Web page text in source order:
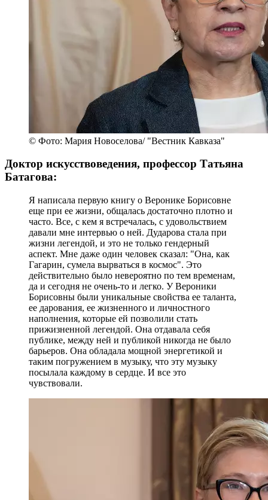
© Фото: Мария Новоселова/ "Вестник Кавказа"
Доктор искусствоведения, профессор Татьяна
Батагова:
Я написала первую книгу о Веронике Борисовне
еще при ее жизни, общалась достаточно плотно и
часто. Все, с кем я встречалась, с удовольствием
давали мне интервью о ней. Дударова стала при
жизни легендой, и это не только гендерный
аспект. Мне даже один человек сказал: "Она, как
Гагарин, сумела вырваться в космос". Это
действительно было невероятно по тем временам,
да и сегодня не очень-то и легко. У Вероники
Борисовны были уникальные свойства ее таланта,
ее дарования, ее жизненного и личностного
наполнения, которые ей позволили стать
прижизненной легендой. Она отдавала себя
публике, между ней и публикой никогда не было
барьеров. Она обладала мощной энергетикой и
таким погружением в музыку, что эту музыку
посылала каждому в сердце. И все это
чувствовали.